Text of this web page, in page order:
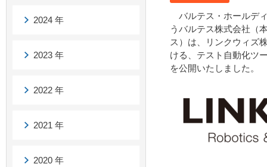
バルテス・ホールデ
うバルテス株式会社（
ス）は、リンクウィズ
ける、テスト自動化ツ
を公開いたしました。
2024 年
2023 年
2022 年
2021 年
2020 年